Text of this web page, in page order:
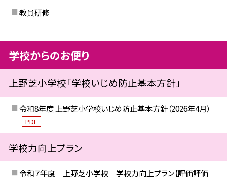
教員研修
学校からのお便り
上野芝小学校「学校いじめ防止基本方針」
令和8年度 上野芝小学校いじめ防止基本方針（2026年4月）
PDF
学校力向上プラン
令和７年度 上野芝小学校 学校力向上プラン【評価評価